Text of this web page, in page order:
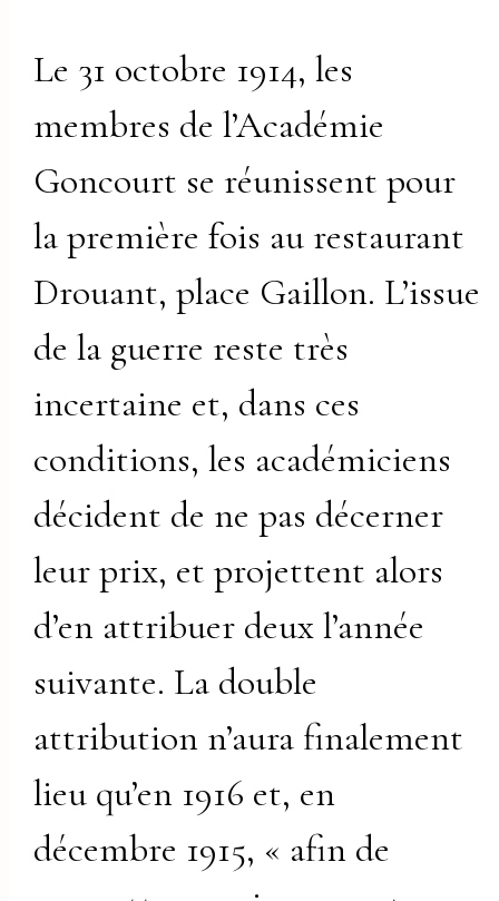
Le 31 octobre 1914, les
membres de l’Académie
Goncourt se réunissent pour
la première fois au restaurant
Drouant, place Gaillon. L’issue
de la guerre reste très
incertaine et, dans ces
conditions, les académiciens
décident de ne pas décerner
leur prix, et projettent alors
d’en attribuer deux l’année
suivante. La double
attribution n’aura finalement
lieu qu’en 1916 et, en
décembre 1915, « afin de